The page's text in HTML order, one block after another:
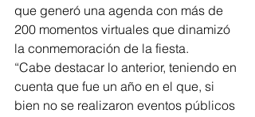
que generó una agenda con más de
200 momentos virtuales que dinamizó
la conmemoración de la fiesta.
“Cabe destacar lo anterior, teniendo en
cuenta que fue un año en el que, si
bien no se realizaron eventos públicos